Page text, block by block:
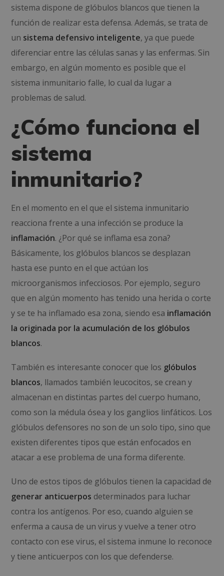
sistema dispone de glóbulos blancos que tienen la
función de realizar esta defensa. Además, se trata de
un sistema defensivo inteligente, ya que puede
diferenciar entre las células sanas y las enfermas. Sin
embargo, en algún momento es posible que el
sistema inmunitario falle, lo cual da lugar a
problemas de salud.
¿Cómo funciona el
sistema
inmunitario?
En el momento en el que el sistema inmunitario
reacciona frente a una infección se produce la
inflamación. ¿Por qué se inflama esa zona?
Básicamente, los glóbulos blancos se desplazan
hasta ese punto en el que actúan los
microorganismos infecciosos. Por ejemplo, seguro
que en algún momento has tenido una herida o corte
y se te ha inflamado esa zona, siendo esa inflamación
la originada por la acumulación de los glóbulos
blancos.
También es interesante conocer que los glóbulos
blancos, llamados también leucocitos, se crean y
almacenan en distintas partes del cuerpo humano,
como son la médula ósea y los ganglios linfáticos. Los
glóbulos defensores no son de un solo tipo, sino que
existen diferentes tipos que están enfocados en
atacar a ese problema de una forma diferente.
Uno de estos tipos de glóbulos tienen la capacidad de
generar anticuerpos determinados para luchar
contra los antígenos. Por eso, cuando alguien se
enferma a causa de un virus y vuelve a tener otro
contacto con ese virus, el sistema inmune lo reconoce
y tiene anticuerpos con los que defenderse.